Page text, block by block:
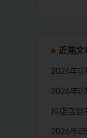
近期文
2026年
2026年
抖店店群
2026年